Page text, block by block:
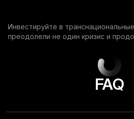
Инвестируйте в
преодолели не один кризис и
FAQ